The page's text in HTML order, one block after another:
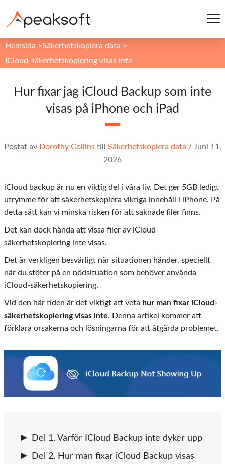
Hemsida >Säkerhetskopiera data >
ICloud-säkerhetskopiering visas inte
Hur fixar jag iCloud Backup som inte
visas på iPhone och iPad
Postat av Dorothy Collinstill Säkerhetskopiera data / Juni 11,
2026
iCloud backup är nu en viktig del i våra liv. Det ger 5GB ledigt
utrymme för att säkerhetskopiera viktiga innehåll i iPhone. På
detta sätt kan vi minska risken för att saknade filer finns.
Det kan dock hända att vissa filer av iCloud-
säkerhetskopiering inte visas.
Det är verkligen besvärligt när situationen händer, speciellt
när du stöter på en nödsituation som behöver använda
iCloud-säkerhetskopiering.
Vid den här tiden är det viktigt att veta hur man fixar iCloud-
säkerhetskopiering visas inte. Denna artikel kommer att
förklara orsakerna och lösningarna för att åtgärda problemet.
Del 1. Varför ICloud Backup inte dyker upp
Del 2. Hur man fixar iCloud Backup visas